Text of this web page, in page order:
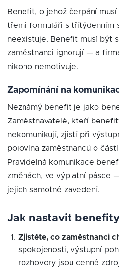
Benefit, o jehož čerpání
třemi formuláři s třítýdenním
neexistuje. Benefit musí být
zaměstnanci ignorují — a
nikoho nemotivuje.
Zapomínání na
Neznámý benefit je jako
Zaměstnavatelé, kteří
nekomunikují, zjistí při
polovina zaměstnanců o
Pravidelná komunikace
změnách, ve výplatní pásce
jejich samotné zavedení.
Jak nastavit
Zjistěte, co zaměstnanci
spokojenosti, výstupní
rozhovory jsou cenné